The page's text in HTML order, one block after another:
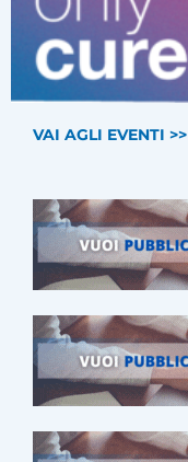
VAI AGLI EVENTI >>